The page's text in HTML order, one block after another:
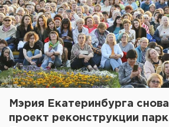
Мэрия Екатеринбурга
проект реконструкции